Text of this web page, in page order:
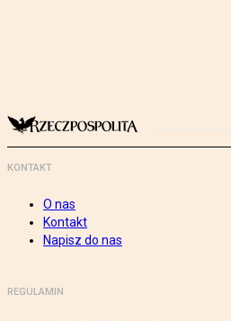
KONTAKT
O nas
Kontakt
Napisz do nas
REGULAMIN